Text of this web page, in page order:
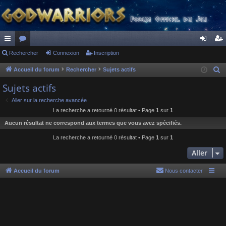
ac
co
ur
ci
or
u
s
ne cri
Rechercher Connexion Inscription
Accueil du forum Rechercher Sujets actifs
h
e
Sujets actifs
Aller sur la recherche avancée
La recherche a retourné 0 résultat • Page 1 sur 1
Aucun résultat ne correspond aux termes que vous avez spécifiés.
La recherche a retourné 0 résultat • Page 1 sur 1
Aller
Accueil du forum Nous contacter